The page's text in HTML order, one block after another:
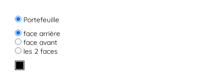
Portefeuille
face arrière
face avant
les 2 faces